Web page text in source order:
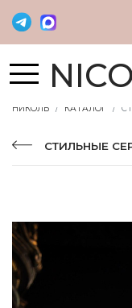
НИКОЛЬ КАТАЛОГ
СТИЛЬНЫЕ